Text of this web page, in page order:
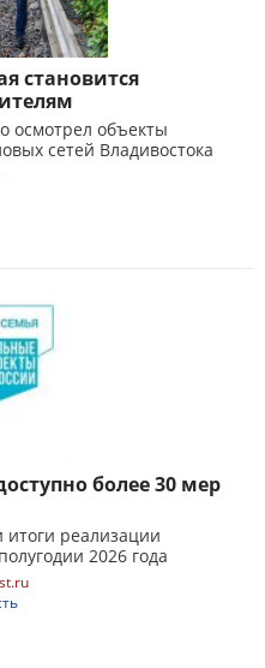
становится
осмотрел объекты
сетей Владивостока
более 30 мер
итоги реализации
2026 года